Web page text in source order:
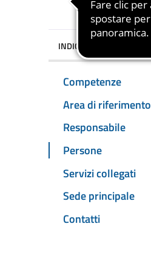
INDICE DELLA PAGINA
Competenze
Area di riferimento
Responsabile
Persone
Servizi collegati
Sede principale
Contatti